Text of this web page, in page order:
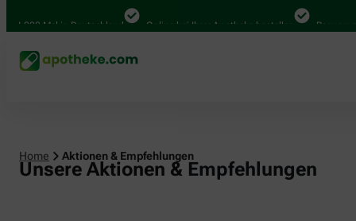
Mal in Deutschland Online bei Ihrer Apotheke bestellen Bequem
Home Aktionen & Empfehlungen
Unsere Aktionen & Empfehlungen